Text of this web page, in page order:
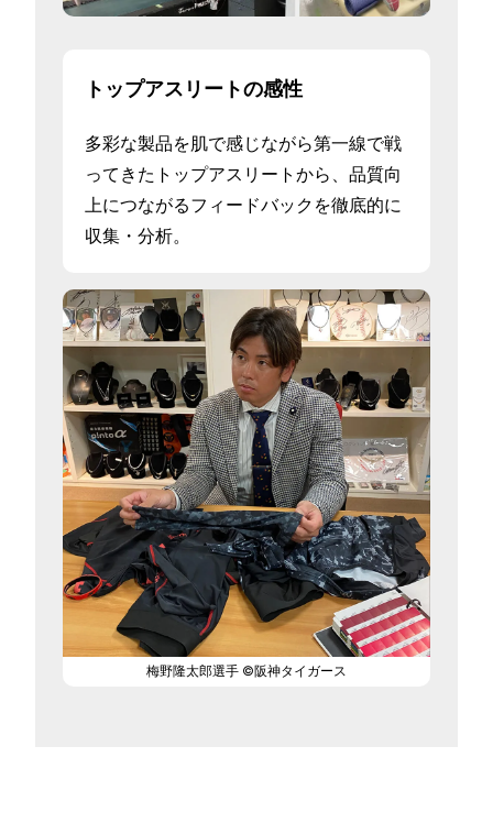
トップアスリートの感性
多彩な製品を肌で感じながら第一線で戦
ってきたトップアスリートから、品質向
上につながるフィードバックを徹底的に
収集・分析。
梅野隆太郎選手 ©阪神タイガース